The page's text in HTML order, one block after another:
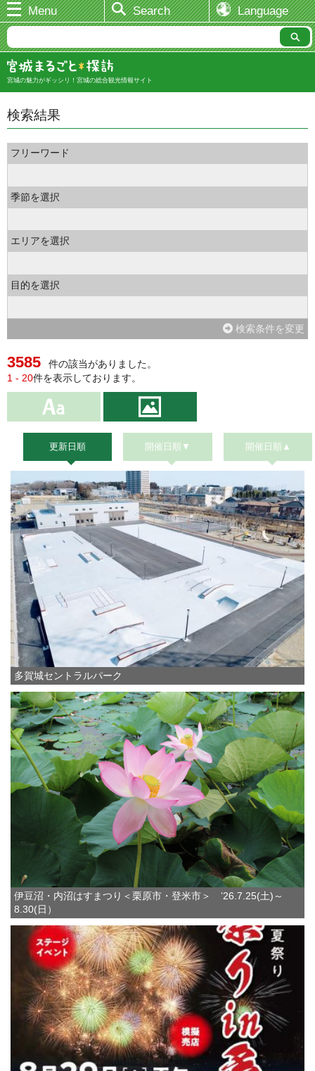
Menu Search Language
宮城の魅力がギッシリ！宮城の総合観光情報サイト
検索結果
フリーワード
季節を選択
エリアを選択
目的を選択
検索条件を変更
3585
件の該当がありました。
1 - 20件を表示しております。
更新日順 開催日順▼ 開催日順▲
多賀城セントラルパーク
伊豆沼・内沼はすまつり＜栗原市・登米市＞ ’26.7.25(土)～
8.30(日）